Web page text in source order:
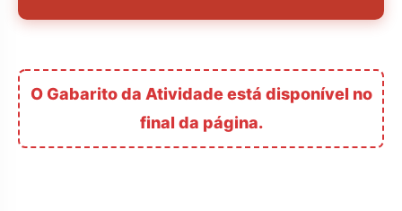
O Gabarito da Atividade está disponível no
final da página.